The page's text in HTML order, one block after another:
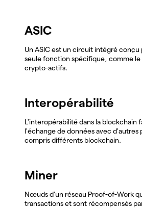
ASIC
Un ASIC est un circuit intégré
seule fonction spécifique, comme
crypto-actifs.
Interopérabilité
L'interopérabilité dans la blockchain
l'échange de données avec d'autres
compris différents blockchain.
Miner
Nœuds d'un réseau Proof-of-Work
transactions et sont récompensés